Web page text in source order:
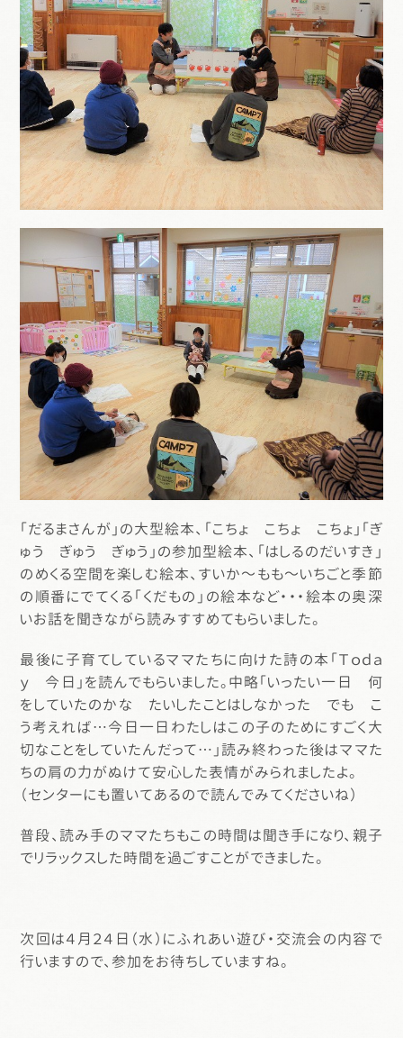
「だるまさんが」の大型絵本、「こちょ こちょ こちょ」「ぎ
ゅう ぎゅう ぎゅう」の参加型絵本、「はしるのだいすき」
のめくる空間を楽しむ絵本、すいか～もも～いちごと季節
の順番にでてくる「くだもの」の絵本など・・・絵本の奥深
いお話を聞きながら読みすすめてもらいました。
最後に子育てしているママたちに向けた詩の本「Ｔｏｄａ
ｙ 今日」を読んでもらいました。中略「いったい一日 何
をしていたのかな たいしたことはしなかった でも こ
う考えれば…今日一日わたしはこの子のためにすごく大
切なことをしていたんだって…」読み終わった後はママた
ちの肩の力がぬけて安心した表情がみられましたよ。
（センターにも置いてあるので読んでみてくださいね）
普段、読み手のママたちもこの時間は聞き手になり、親子
でリラックスした時間を過ごすことができました。
次回は４月２４日（水）にふれあい遊び・交流会の内容で
行いますので、参加をお待ちしていますね。